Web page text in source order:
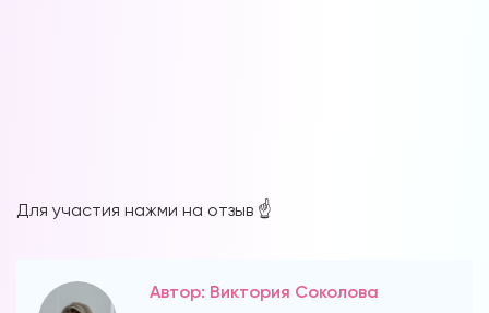
Для участия нажми на отзыв ☝️
Автор: Виктория Соколова